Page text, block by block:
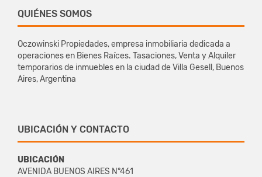
QUIÉNES SOMOS
Oczowinski Propiedades, empresa inmobiliaria dedicada a
operaciones en Bienes Raíces. Tasaciones, Venta y Alquiler
temporarios de inmuebles en la ciudad de Villa Gesell, Buenos
Aires, Argentina
UBICACIÓN Y CONTACTO
UBICACIÓN
AVENIDA BUENOS AIRES N°461